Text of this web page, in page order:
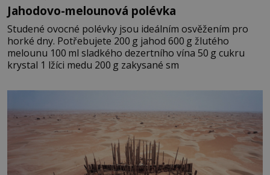
Jahodovo-melounová polévka
Studené ovocné polévky jsou ideálním osvěžením pro
horké dny. Potřebujete 200 g jahod 600 g žlutého
melounu 100 ml sladkého dezertního vína 50 g cukru
krystal 1 lžíci medu 200 g zakysané sm